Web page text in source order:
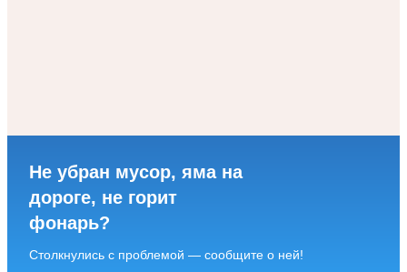
Не убран мусор, яма на
дороге, не горит
фонарь?
Столкнулись с проблемой — сообщите о ней!